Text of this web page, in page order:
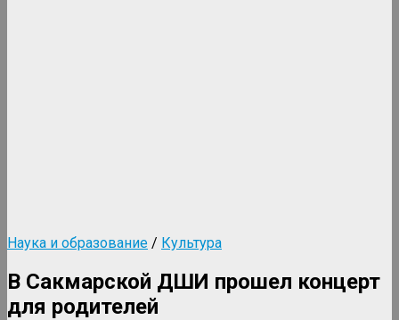
Наука и образование / Культура
В Сакмарской ДШИ прошел концерт
для родителей